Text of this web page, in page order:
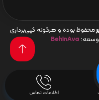
اطلاعات تماس
محفوظ بوده و هرگونه کپی‌برداری
BehinAva